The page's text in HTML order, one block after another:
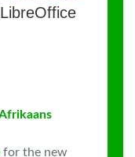
for the new